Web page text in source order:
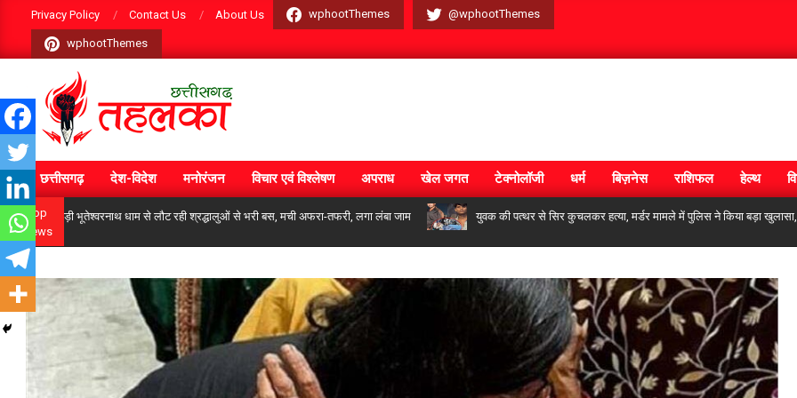
content
Privacy Policy Contact Us About Us wphootThemes @wphootThemes
wphootThemes
CGTEHELKA
Primary
Navigation
Menu
छत्तीसगढ़ देश-विदेश मनोरंजन विचार एवं विश्लेषण अपराध खेल जगत टेक्नोलॉजी धर्म बिज़नेस राशिफल हेल्थ
Top
News
जा भिड़ी भूतेश्वरनाथ धाम से लौट रही श्रद्धालुओं से भरी बस, मची अफरा-तफरी, लगा लंबा जाम युवक की पत्थर से सिर कुचलकर हत्या, मर्डर मामले में पुलिस ने किया बड़ा खुलासा, 2 हत्यारे